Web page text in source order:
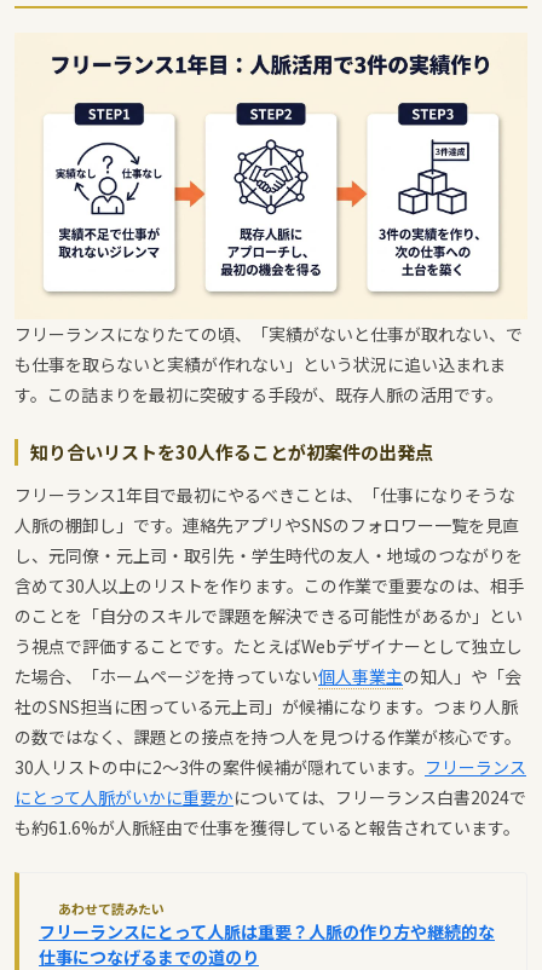
フリーランスになりたての頃、「実績がないと仕事が取れない、で
も仕事を取らないと実績が作れない」という状況に追い込まれま
す。この詰まりを最初に突破する手段が、既存人脈の活用です。
知り合いリストを30人作ることが初案件の出発点
フリーランス1年目で最初にやるべきことは、「仕事になりそうな
人脈の棚卸し」です。連絡先アプリやSNSのフォロワー一覧を見直
し、元同僚・元上司・取引先・学生時代の友人・地域のつながりを
含めて30人以上のリストを作ります。この作業で重要なのは、相手
のことを「自分のスキルで課題を解決できる可能性があるか」とい
う視点で評価することです。たとえばWebデザイナーとして独立し
た場合、「ホームページを持っていない個人事業主の知人」や「会
社のSNS担当に困っている元上司」が候補になります。つまり人脈
の数ではなく、課題との接点を持つ人を見つける作業が核心です。
30人リストの中に2〜3件の案件候補が隠れています。 フリーランス
にとって人脈がいかに重要かについては、フリーランス白書2024で
も約61.6%が人脈経由で仕事を獲得していると報告されています。
あわせて読みたい
フリーランスにとって人脈は重要？人脈の作り方や継続的な
仕事につなげるまでの道のり